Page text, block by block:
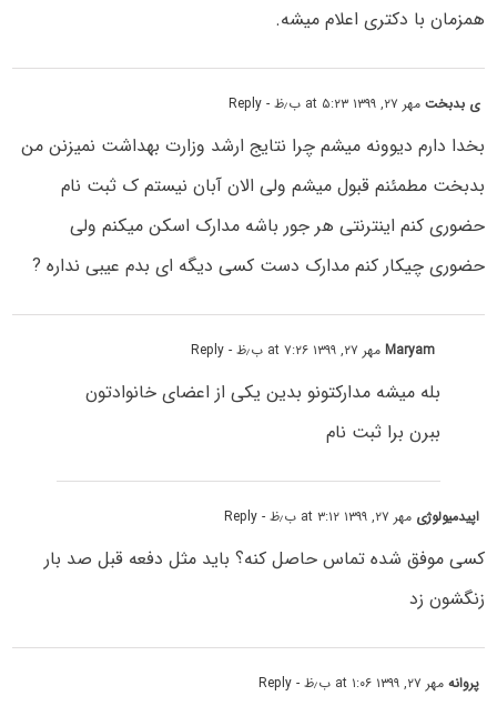
ھمزمان با دکتری اعلام میشه.
ی بدبختمهر ۲۷, ۱۳۹۹ at ۵:۲۳ ب٫ظ - Reply
بخدا دارم دیوونه میشم چرا نتایج ارشد وزارت بهداشت نمیزنن من
بدبخت مطمئنم قبول میشم ولی الان آبان نیستم ک ثبت نام
حضوری کنم اینترنتی هر جور باشه مدارک اسکن میکنم ولی
حضوری چیکار کنم مدارک دست کسی دیگه ای بدم عیبی نداره ?
Maryamمهر ۲۷, ۱۳۹۹ at ۷:۲۶ ب٫ظ - Reply
بله میشه مدارکتونو بدین یکی از اعضای خانوادتون
ببرن برا ثبت نام
اپیدمیولوژی مهر ۲۷, ۱۳۹۹ at ۳:۱۲ ب٫ظ - Reply
کسی موفق شدہ تماس حاصل کنه؟ باید مثل دفعه قبل صد بار
زنگشون زد
پروانهمهر ۲۷, ۱۳۹۹ at ۱:۰۶ ب٫ظ - Reply